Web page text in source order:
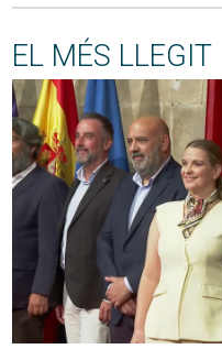
EL MÉS LLEGIT